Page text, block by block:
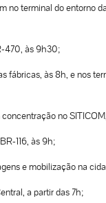
no terminal do entorno
470, às 9h30;
fábricas, às 8h, e nos
no
116, às 9h;
e mobilização na
a partir das 7h;